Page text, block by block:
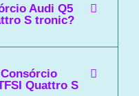
Audi Q5
S tronic?
Quattro S